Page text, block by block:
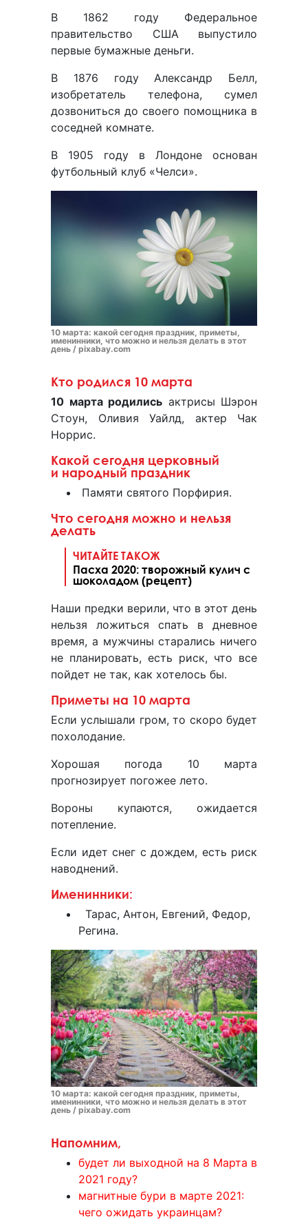
В 1862 году Федеральное
правительство США выпустило
первые бумажные деньги.
В 1876 году Александр Белл,
изобретатель телефона, сумел
дозвониться до своего помощника в
соседней комнате.
В 1905 году в Лондоне основан
футбольный клуб «Челси».
10 марта: какой сегодня праздник, приметы,
именинники, что можно и нельзя делать в этот
день / pixabay.com
Кто родился 10 марта
10 марта родились актрисы Шэрон
Стоун, Оливия Уайлд, актер Чак
Норрис.
Какой сегодня церковный
и народный праздник
Памяти святого Порфирия.
Что сегодня можно и нельзя
делать
ЧИТАЙТЕ ТАКОЖ
Пасха 2020: творожный кулич с
шоколадом (рецепт)
Наши предки верили, что в этот день
нельзя ложиться спать в дневное
время, а мужчины старались ничего
не планировать, есть риск, что все
пойдет не так, как хотелось бы.
Приметы на 10 марта
Если услышали гром, то скоро будет
похолодание.
Хорошая погода 10 марта
прогнозирует погожее лето.
Вороны купаются, ожидается
потепление.
Если идет снег с дождем, есть риск
наводнений.
Именинники:
Тарас, Антон, Евгений, Федор,
Регина.
10 марта: какой сегодня праздник, приметы,
именинники, что можно и нельзя делать в этот
день / pixabay.com
Напомним,
будет ли выходной на 8 Марта в
2021 году?
магнитные бури в марте 2021:
чего ожидать украинцам?